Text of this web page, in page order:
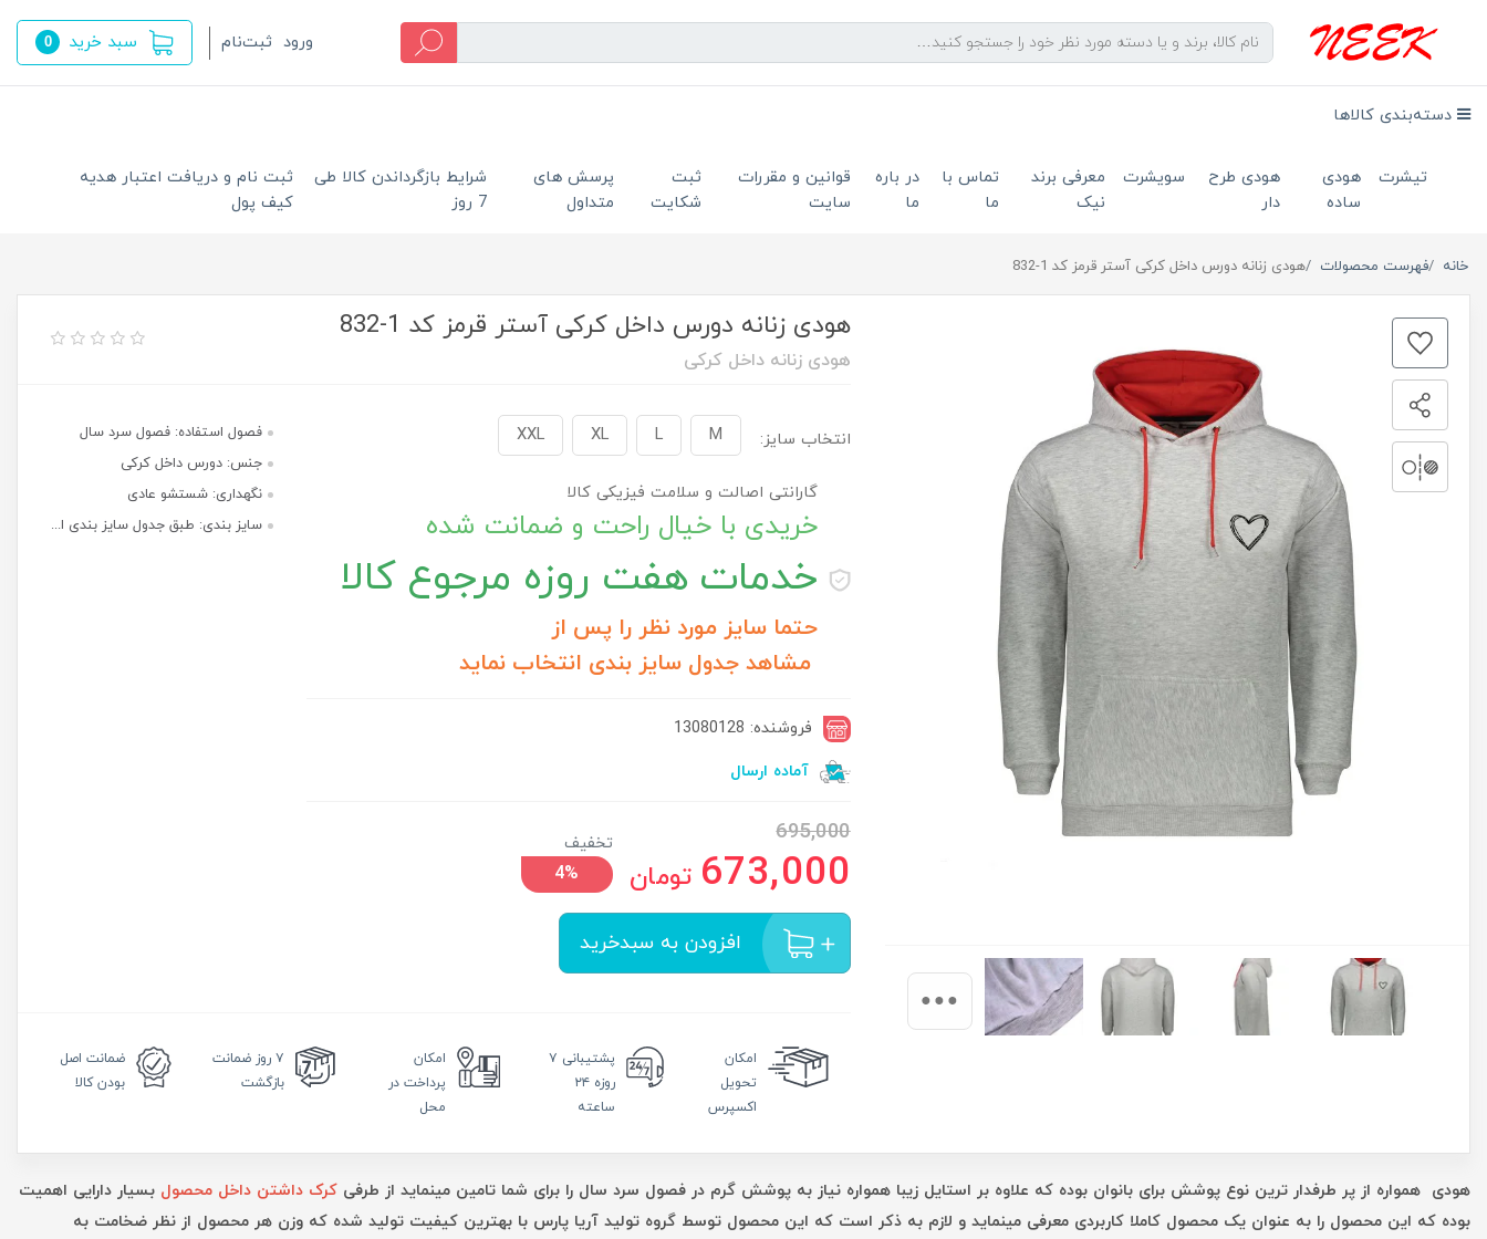
ورود ثبت‌نام سبد خرید 0
دسته‌بندی کالاها
تیشرت
هودی
ساده
هودی طرح
دار
سویشرت
معرفی برند
نیک
تماس با
ما
در باره
ما
قوانین و مقررات
سایت
ثبت
شکایت
پرسش های
متداول
شرایط بازگرداندن کالا طی
7 روز
ثبت نام و دریافت اعتبار هدیه
کیف پول
خانه فهرست محصولات هودی زنانه دورس داخل کرکی آستر قرمز کد 1-832
هودی زنانه دورس داخل کرکی آستر قرمز کد 1-832
هودی زنانه داخل کرکی
انتخاب سایز: M
L
XL
XXL
گارانتی اصالت و سلامت فیزیکی کالا
خریدی با خیال راحت و ضمانت شده
خدمات هفت روزه مرجوع کالا
حتما سایز مورد نظر را پس از
مشاهد جدول سایز بندی انتخاب نماید
فروشنده: 13080128
آماده ارسال
695,000
673,000 تومان
تخفیف
4%
افزودن به سبدخرید
فصول استفاده: فصول سرد سال
جنس: دورس داخل کرکی
نگهداری: شستشو عادی
سایز بندی: طبق جدول سایز بندی ا...
امکان
تحویل
اکسپرس
پشتیبانی ۷
روزه ۲۴
ساعته
امکان
پرداخت در
محل
۷ روز
ضمانت
بازگشت
ضمانت اصل
بودن کالا
هودی همواره از پر طرفدار ترین نوع پوشش برای بانوان بوده که علاوه بر استایل زیبا همواره نیاز به پوشش گرم در فصول سرد سال را برای شما تامین مینماید از طرفی کرک داشتن داخل محصول بسیار دارایی اهمیت
بوده که این محصول را به عنوان یک محصول کاملا کاربردی معرفی مینماید و لازم به ذکر است که این محصول توسط گروه تولید آریا پارس با بهترین کیفیت تولید شده که وزن هر محصول از نظر ضخامت به